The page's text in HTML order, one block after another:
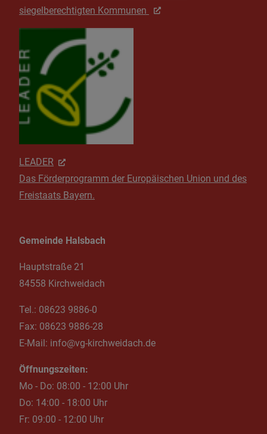
siegelberechtigten Kommunen
LEADER
Das Förderprogramm der Europäischen Union und des
Freistaats Bayern.
Gemeinde Halsbach
Hauptstraße 21
84558 Kirchweidach
Tel.: 08623 9886-0
Fax: 08623 9886-28
E-Mail: info@vg-kirchweidach.de
Öffnungszeiten:
Mo - Do: 08:00 - 12:00 Uhr
Do: 14:00 - 18:00 Uhr
Fr: 09:00 - 12:00 Uhr